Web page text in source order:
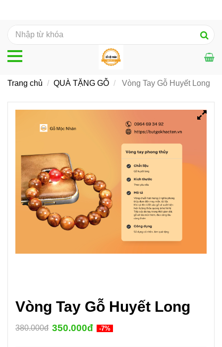
Vòng Tay Gỗ Huyết Long
380.000đ 350.000đ -7%
Trang chủ QUÀ TẶNG GỖ Vòng Tay Gỗ Huyết Long